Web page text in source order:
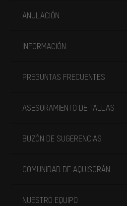
ANULACIÓN
INFORMACIÓN
PREGUNTAS FRECUENTES
ASESORAMIENTO DE TALLAS
BUZÓN DE SUGERENCIAS
COMUNIDAD DE AQUISGRÁN
NUESTRO EQUIPO